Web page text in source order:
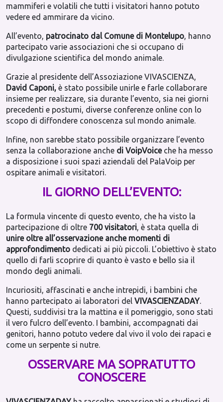
mammiferi e volatili che tutti i visitatori hanno potuto
vedere ed ammirare da vicino.
All’evento, patrocinato dal Comune di Montelupo, hanno
partecipato varie associazioni che si occupano di
divulgazione scientifica del mondo animale.
Grazie al presidente dell’Assoziazione VIVASCIENZA,
David Caponi, è stato possibile unirle e farle collaborare
insieme per realizzare, sia durante l’evento, sia nei giorni
precedenti e postumi, diverse conferenze online con lo
scopo di diffondere conoscenza sul mondo animale.
Infine, non sarebbe stato possibile organizzare l’evento
senza la collaborazione anche di VoipVoiceche ha messo
a disposizione i suoi spazi aziendali del PalaVoip per
ospitare animali e visitatori.
IL GIORNO DELL’EVENTO:
La formula vincente di questo evento, che ha visto la
partecipazione di oltre 700 visitatori, è stata quella di
unire oltre all’osservazione anche momenti di
approfondimento dedicati ai più piccoli. L’obiettivo è stato
quello di farli scoprire di quanto è vasto e bello sia il
mondo degli animali.
Incuriositi, affascinati e anche intrepidi, i bambini che
hanno partecipato ai laboratori del VIVASCIENZADAY.
Questi, suddivisi tra la mattina e il pomeriggio, sono stati
il vero fulcro dell’evento. I bambini, accompagnati dai
genitori, hanno potuto vedere dal vivo il volo dei rapaci e
come un serpente si nutre.
OSSERVARE MA SOPRATUTTO
CONOSCERE